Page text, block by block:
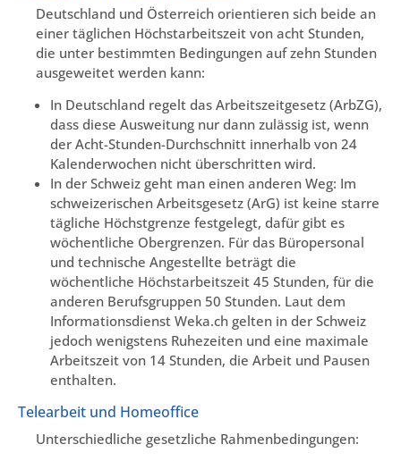
Deutschland und Österreich orientieren sich beide an
einer täglichen Höchstarbeitszeit von acht Stunden,
die unter bestimmten Bedingungen auf zehn Stunden
ausgeweitet werden kann:
In Deutschland regelt das Arbeitszeitgesetz (ArbZG),
dass diese Ausweitung nur dann zulässig ist, wenn
der Acht-Stunden-Durchschnitt innerhalb von 24
Kalenderwochen nicht überschritten wird.
In der Schweiz geht man einen anderen Weg: Im
schweizerischen Arbeitsgesetz (ArG) ist keine starre
tägliche Höchstgrenze festgelegt, dafür gibt es
wöchentliche Obergrenzen. Für das Büropersonal
und technische Angestellte beträgt die
wöchentliche Höchstarbeitszeit 45 Stunden, für die
anderen Berufsgruppen 50 Stunden. Laut dem
Informationsdienst Weka.ch gelten in der Schweiz
jedoch wenigstens Ruhezeiten und eine maximale
Arbeitszeit von 14 Stunden, die Arbeit und Pausen
enthalten.
Telearbeit und Homeoffice
Unterschiedliche gesetzliche Rahmenbedingungen: